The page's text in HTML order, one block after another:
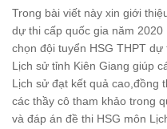
Trong bài viết này xin giới
dự thi cấp quốc gia năm
chọn đội tuyển HSG THPT
Lịch sử tỉnh Kiên Giang giúp
Lịch sử đạt kết quả cao,đồng
các thầy cô tham khảo trong
và đáp án đề thi HSG môn